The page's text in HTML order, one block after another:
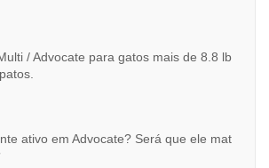
/ Advocate para gatos mais de 8.8 lb
ativo em Advocate? Será que ele mat